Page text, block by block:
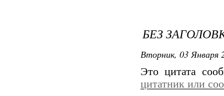
БЕЗ
Вторник, 03 Января
Это цитата
цитатник или